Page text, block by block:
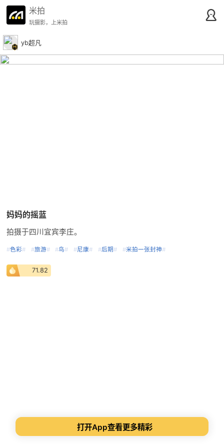
米拍
玩摄影，上米拍
yb超凡
妈妈的摇蓝
拍摄于四川宜宾李庄。
#色彩# #旅游# #鸟# #尼康# #后期 # #米拍一张封神#
71.82
打开App查看更多精彩